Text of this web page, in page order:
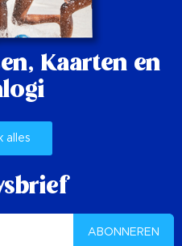
Kaarten en
alles
ABONNEREN